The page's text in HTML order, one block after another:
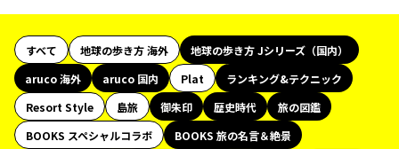
すべて 地球の歩き方 海外
地球の歩き方 Jシリーズ（国内）
aruco 海外
aruco 国内 Plat
ランキング&テクニック
Resort Style
島旅 御朱印 歴史時代
旅の図鑑
BOOKS スペシャルコラボ
BOOKS 旅の名言＆絶景